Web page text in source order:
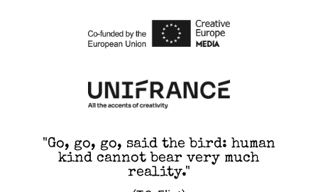
"Go, go, go, said the bird: human
kind cannot bear very much
reality."